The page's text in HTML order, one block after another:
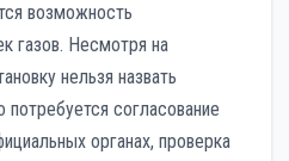
возможность
газов. Несмотря на
нельзя назвать
потребуется согласование
органах, проверка